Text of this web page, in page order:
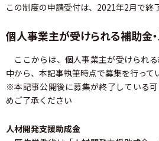
この制度の申請受付は、2021年2月で終
個人事業主が受けられる補助金
ここからは、個人事業主が受けられ
中から、本記事執筆時点で募集を行って
※本記事公開後に募集が終了している
めご了承ください
人材開発支援助成金